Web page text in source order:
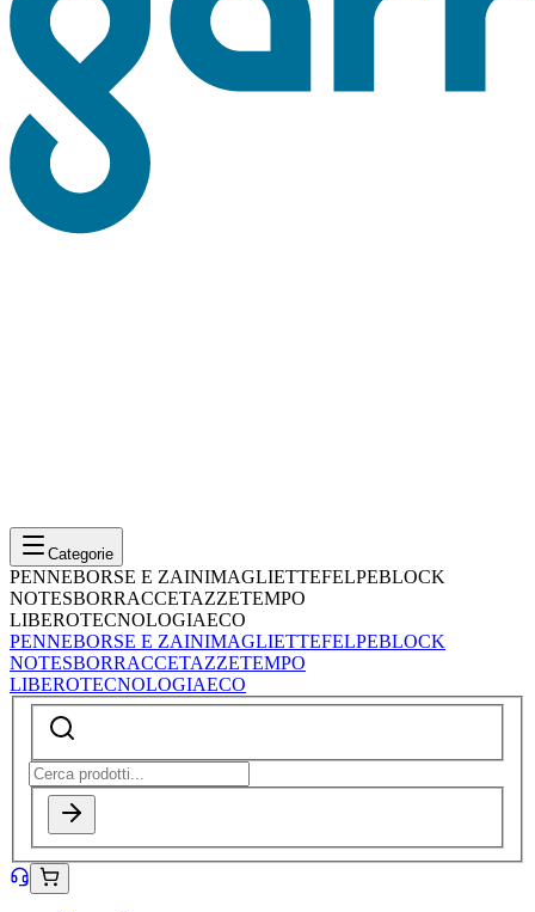
Categorie
PENNEBORSE E ZAINIMAGLIETTEFELPEBLOCK
NOTESBORRACCETAZZETEMPO
LIBEROTECNOLOGIAECO
PENNEBORSE E ZAINIMAGLIETTEFELPEBLOCK
NOTESBORRACCETAZZETEMPO
LIBEROTECNOLOGIAECO